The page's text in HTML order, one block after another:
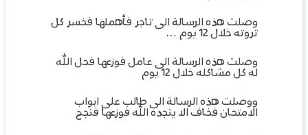
وصلت هذه الرسالة الى تاجر فأهملها فخسر كل
ثروته خلال 12 يوم …
وصلت هذه الرسالة الى عامل فوزعها فحل الله
له كل مشاكله خلال 12 يوم
ووصلت هذه الرسالة الى طالب على ابواب
الامتحان فخاف الا ينجده الله فوزعها فنجح